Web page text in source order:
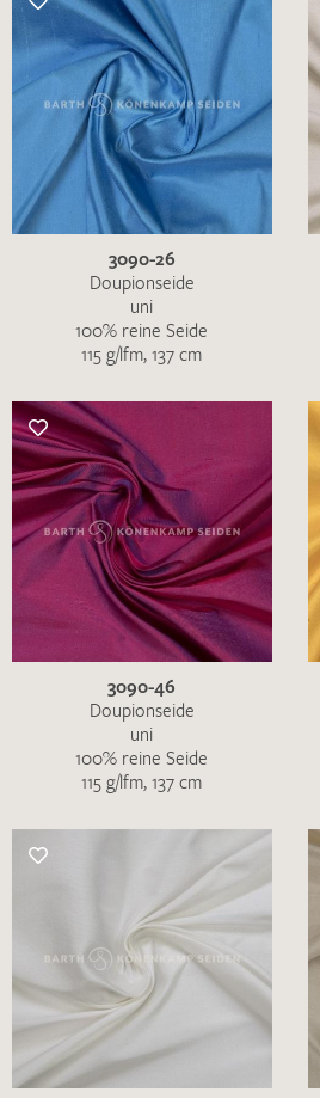
damit einverstanden, dass meine
3090-26
Doupionseide
uni
100% reine Seide
115 g/lfm, 137 cm
3090-46
Doupionseide
uni
100% reine Seide
115 g/lfm, 137 cm